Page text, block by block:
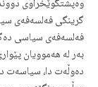
وه‌پشتگوێخراوی
گرینگی فه‌لسه‌فه‌ی
فه‌لسه‌فه‌ی سیاسی
به‌ر له‌ هه‌موویان
ده‌وڵه‌ت دا، سیاسه‌ت